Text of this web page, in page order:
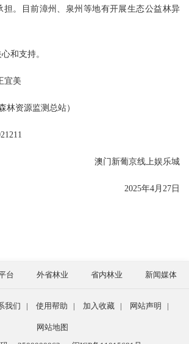
担。目前漳州、泉州等地有开展生态公益林异
和支持。
宜美
林资源监测总站）
澳门新葡京线上娱乐城
2025年4月27日
台 外省林业 省内林业 新闻媒体
我们 | 使用帮助 | 加入收藏 | 网站声明 |
网站地图